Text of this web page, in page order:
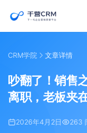
CRM学院 文章详情
吵翻了！销售
离职，老板夹
2026年4月2日 263